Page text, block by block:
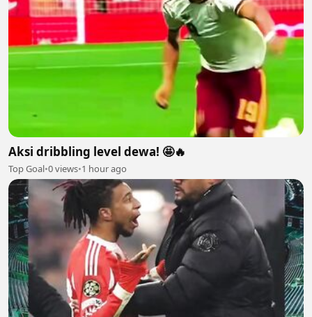
Aksi dribbling level dewa! 🤩🔥
Top Goal•0 views•1 hour ago